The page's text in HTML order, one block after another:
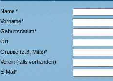
Name *
Vorname*
Geburtsdatum*
Ort
Gruppe (z.B. Mitte)*
Verein (falls vorhanden)
E-Mail*